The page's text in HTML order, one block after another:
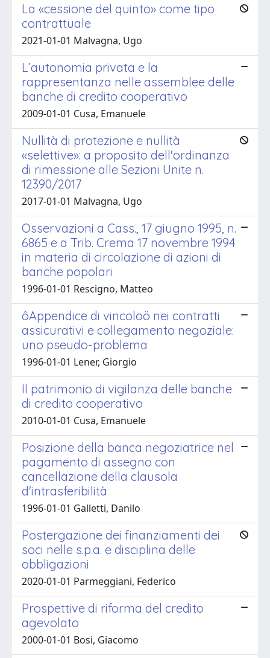
La «cessione del quinto» come tipo
contrattuale
2021-01-01 Malvagna, Ugo
L’autonomia privata e la
rappresentanza nelle assemblee delle
banche di credito cooperativo
2009-01-01 Cusa, Emanuele
Nullità di protezione e nullità
«selettive»: a proposito dell'ordinanza
di rimessione alle Sezioni Unite n.
12390/2017
2017-01-01 Malvagna, Ugo
Osservazioni a Cass., 17 giugno 1995, n.
6865 e a Trib. Crema 17 novembre 1994
in materia di circolazione di azioni di
banche popolari
1996-01-01 Rescigno, Matteo
ôAppendice di vincoloö nei contratti
assicurativi e collegamento negoziale:
uno pseudo-problema
1996-01-01 Lener, Giorgio
Il patrimonio di vigilanza delle banche
di credito cooperativo
2010-01-01 Cusa, Emanuele
Posizione della banca negoziatrice nel
pagamento di assegno con
cancellazione della clausola
d'intrasferibilità
1996-01-01 Galletti, Danilo
Postergazione dei finanziamenti dei
soci nelle s.p.a. e disciplina delle
obbligazioni
2020-01-01 Parmeggiani, Federico
Prospettive di riforma del credito
agevolato
2000-01-01 Bosi, Giacomo